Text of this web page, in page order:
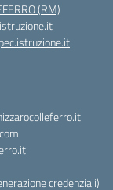
(RM)
credenziali)